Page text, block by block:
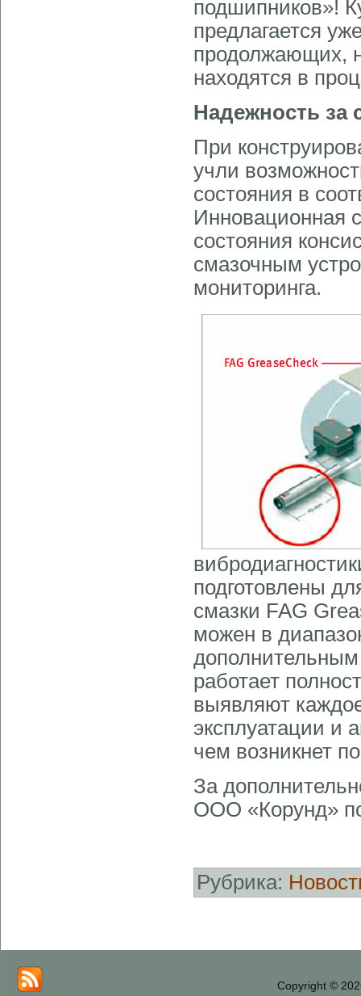
подшипников»!
предлагается
продолжающих,
находятся в
Надежность за
При
учли
состояния в
Инновационная
состояния
смазочным
мониторинга.
подготовлены
смазки FAG
можен в
работает
выявляют
эксплуатации и
чем возникнет
За
ООО «Корунд»
Рубрика:
Copyright ©